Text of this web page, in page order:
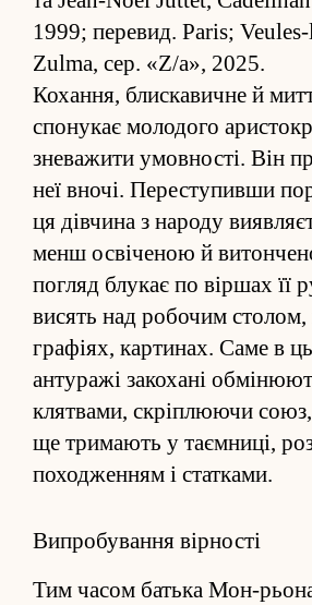
1999; пере­вид. Paris; Veules-
Zulma, сер. «Z/a», 2025.
Коха­н­ня, блискавичне й
спонукає молодого
зневажити умовності. Він
неї вночі. Пере­ступивши
ця дівчина з народу
менш освіченою й
по­гляд блукає по віршах її
висять над робочим
графіях, картинах. Саме в
антуражі закохані
клятвами, скріплюючи
ще тримають у таємниці,
походже­н­ням і статками.
Випробування вірності
Тим часом батька Мон-